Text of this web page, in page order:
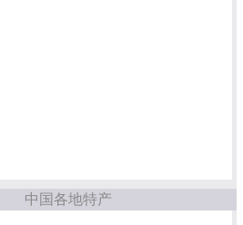
中国各地特产